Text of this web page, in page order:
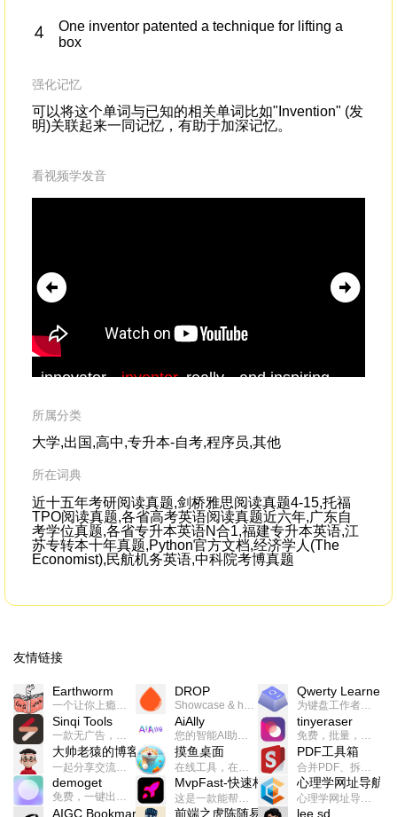
One inventor patented a technique for lifting a
box
强化记忆
可以将这个单词与已知的相关单词比如"Invention" (发
明)关联起来一同记忆，有助于加深记忆。
看视频学发音
innovator --inventor, really --and inspiring
所属分类
大学,出国,高中,专升本-自考,程序员,其他
所在词典
近十五年考研阅读真题,剑桥雅思阅读真题4-15,托福
TPO阅读真题,各省高考英语阅读真题近六年,广东自
考学位真题,各省专升本英语N合1,福建专升本英语,江
苏专转本十年真题,Python官方文档,经济学人(The
Economist),民航机务英语,中科院考博真题
友情链接
Earthworm DROP Qwerty Learner
为键盘工作者设计的单词与肌肉记忆锻炼软件
Sinqi Tools AiAlly tinyeraser
大帅老猿的博客 摸鱼桌面 PDF工具箱
合并PDF、拆分PDF、旋转PDF、裁剪PDF、转换PDF、加密PDF、解密PDF、PDF加水印等多种PDF处理功能
demoget MvpFast-快速构建网站应用
这是一款能帮助你快速构建个人网站的应用，使用最新的前端技术栈，集成登录、鉴权、手机、邮箱、数据库、博客、文章、支付等等网站所需要的功能，你只需要花几个小时开发你的核心功能就可以上线，一次购买，永久拥有
心理学网址导航
AIGC Bookmarks 前端之虎陈随易 lee.sd